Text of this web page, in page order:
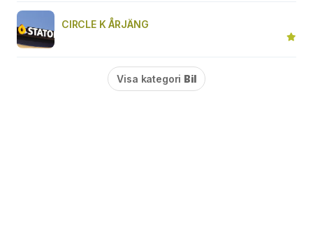
CIRCLE K ÅRJÄNG
Visa kategori Bil